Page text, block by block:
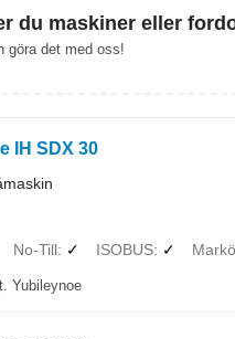
du maskiner eller
göra det med oss!
IH SDX 30
No-Till ✓ ISOBUS ✓
Yubileynoe